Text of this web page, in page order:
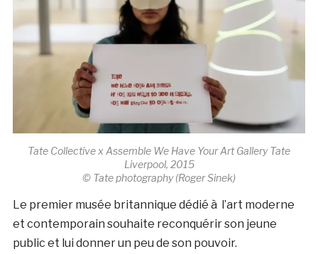
Tate Collective x Assemble We Have Your Art Gallery Tate
Liverpool, 2015
© Tate photography (Roger Sinek)
Le premier musée britannique dédié à l’art moderne
et contemporain souhaite reconquérir son jeune
public et lui donner un peu de son pouvoir.